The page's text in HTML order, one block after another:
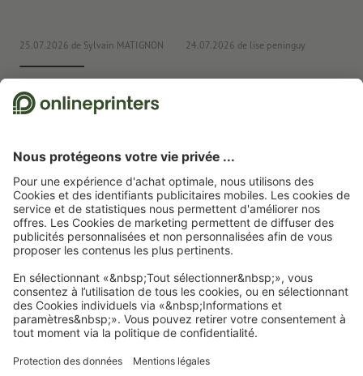
25.07.2026 de Sylvain MATIGNON 24.07.2026 de lise peninguy
évaluations. Vous trouvereziciles mesures prises par Trustpilot pour garantir
Page d'accueil Articles publicitaires Loisirs & plein air Porte-clés
Porte-
clés Rio Claro
À propos de nous
15 %